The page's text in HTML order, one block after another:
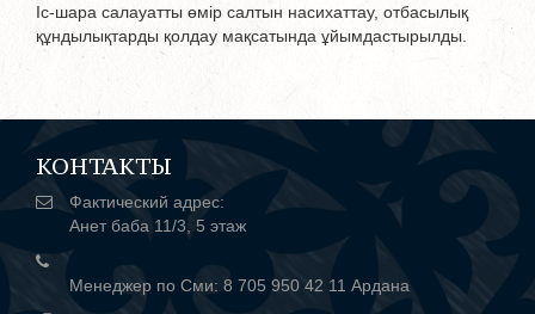
Іс-шара салауатты өмір салтын насихаттау, отбасылық
құндылықтарды қолдау мақсатында ұйымдастырылды.
КОНТАКТЫ
Фактический адрес:
Анет баба 11/3, 5 этаж
Менеджер по Сми: 8 705 950 42 11 Ардана